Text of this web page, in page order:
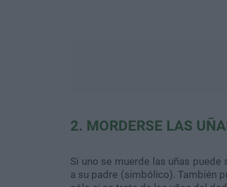
2. MORDERSE LAS
Si uno se muerde las uñas
a su padre (simbólico). También